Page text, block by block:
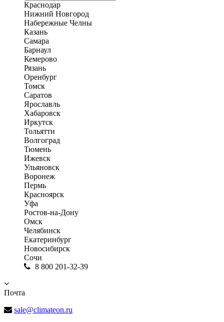
Краснодар
Нижний Новгород
Набережные Челны
Казань
Самара
Барнаул
Кемерово
Рязань
Оренбург
Томск
Саратов
Ярославль
Хабаровск
Иркутск
Тольятти
Волгоград
Тюмень
Ижевск
Ульяновск
Воронеж
Пермь
Красноярск
Уфа
Ростов-на-Дону
Омск
Челябинск
Екатеринбург
Новосибирск
Сочи
8 800 201-32-39
Почта
sale@climateon.ru